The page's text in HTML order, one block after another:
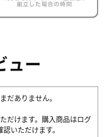
ュー
だありません。
だけます。購入商品はログ
認いただけます。